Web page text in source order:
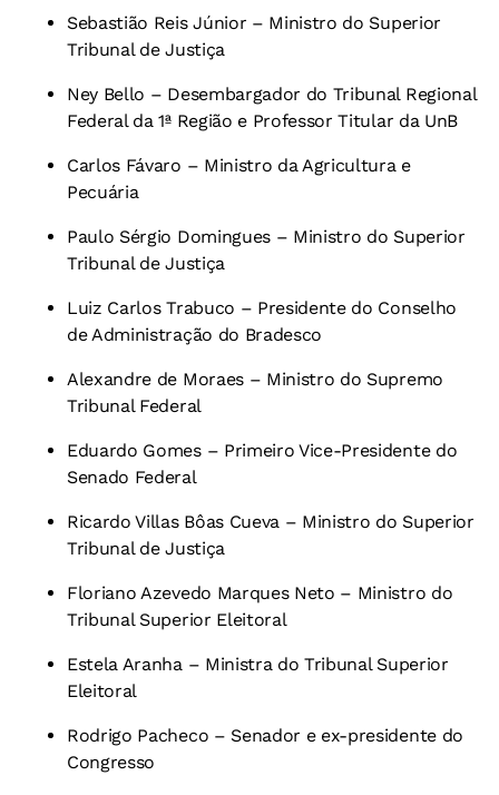
Sebastião Reis Júnior – Ministro do Superior
Tribunal de Justiça
Ney Bello – Desembargador do Tribunal Regional
Federal da 1ª Região e Professor Titular da UnB
Carlos Fávaro – Ministro da Agricultura e
Pecuária
Paulo Sérgio Domingues – Ministro do Superior
Tribunal de Justiça
Luiz Carlos Trabuco – Presidente do Conselho
de Administração do Bradesco
Alexandre de Moraes – Ministro do Supremo
Tribunal Federal
Eduardo Gomes – Primeiro Vice-Presidente do
Senado Federal
Ricardo Villas Bôas Cueva – Ministro do Superior
Tribunal de Justiça
Floriano Azevedo Marques Neto – Ministro do
Tribunal Superior Eleitoral
Estela Aranha – Ministra do Tribunal Superior
Eleitoral
Rodrigo Pacheco – Senador e ex-presidente do
Congresso